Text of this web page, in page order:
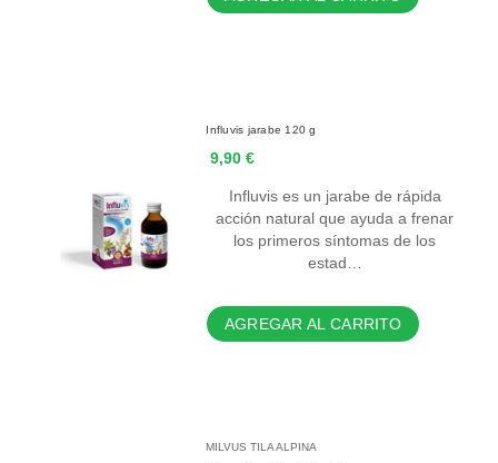
Influvis jarabe 120 g
9,90 €
Influvis es un jarabe de rápida
acción natural que ayuda a frenar
los primeros síntomas de los
estad…
AGREGAR AL CARRITO
MILVUS TILA ALPINA